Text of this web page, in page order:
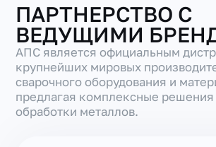
ПАРТНЕРСТВО С
ВЕДУЩИМИ
АПС является официальным
крупнейших мировых
сварочного оборудования и
предлагая комплексные решения
обработки металлов.